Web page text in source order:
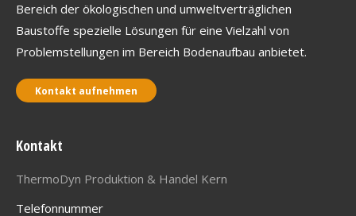
Bereich der ökologischen und umweltverträglichen
Baustoffe spezielle Lösungen für eine Vielzahl von
Problemstellungen im Bereich Bodenaufbau anbietet.
Kontakt aufnehmen
Kontakt
ThermoDyn Produktion & Handel Kern
Telefonnummer